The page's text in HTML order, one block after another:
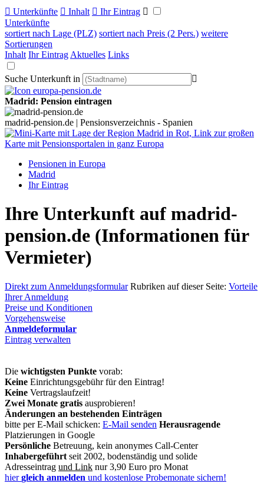
 Unterkünfte  Inhalt  Ihr Eintrag 
Unterkünfte
sortiert nach Lage (PLZ) sortiert nach Preis (2 Pers.) weitere
Sortierungen
Inhalt Ihr Eintrag Aktuelles Links
Suche Unterkunft in 
Madrid: Pension eintragen
madrid-pension.de | Pensionsverzeichnis - Spanien
Pensionen in Europa
Madrid
Ihr Eintrag
Ihre Unterkunft auf madrid-
pension.de (Informationen für
Vermieter)
Direkt zum Anmeldungsformular Rubriken auf dieser Seite: Vorteile
Ihrer Anmeldung
Preise und Konditionen
Vorgehensweise
Anmeldeformular
Eintrag verwalten
Die wichtigsten Punkte vorab:
Keine Einrichtungsgebühr für den Eintrag!
Keine Vertragslaufzeit!
Zwei Monate gratis ausprobieren!
Änderungen an bestehenden Einträgen
bitte per E-Mail schicken: E-Mail senden Herausragende
Platzierungen in Google
Persönliche Betreuung, kein anonymes Call-Center
Inhabergeführt seit 2002, bodenständig und solide
Adresseintrag und Link nur 3,90 Euro pro Monat
hiergleich anmelden und kostenlose Probemonate sichern!